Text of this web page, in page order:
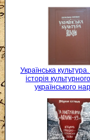
Українська
історія
українського